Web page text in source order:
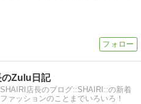
Zulu日記
店長のブログ::SHAIRI::の新着
ァッションのことまでいろいろ！